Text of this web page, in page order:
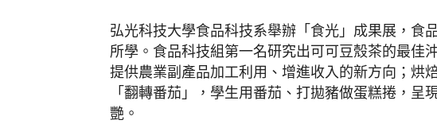
弘光科技大學食品科技系舉辦「食光」成果展，食
所學。食品科技組第一名研究出可可豆殼茶的最佳
提供農業副產品加工利用、增進收入的新方向；烘
「翻轉番茄」，學生用番茄、打拋豬做蛋糕捲，呈
艷。